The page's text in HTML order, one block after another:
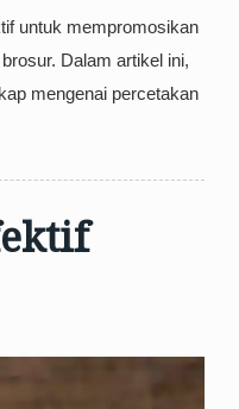
untuk mempromosikan
Dalam artikel ini,
mengenai percetakan